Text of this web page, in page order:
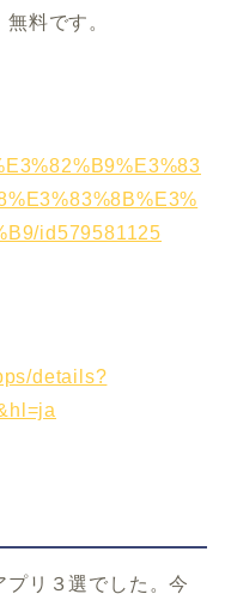
料です。
id579581125
details?
プリ３選でした。今